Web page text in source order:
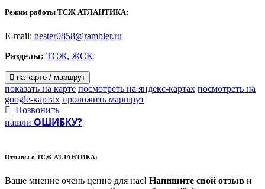
Режим работы ТСЖ АТЛАНТИКА:
E-mail: nester0858@rambler.ru
Разделы: ТСЖ, ЖСК
на карте / маршрут
показать на карте посмотреть на яндекс-картах посмотреть на
google-картах проложить маршрут
Позвонить
нашли ОШИБКУ?
Отзывы о ТСЖ АТЛАНТИКА:
Ваше мнение очень ценно для нас! Напишите свой отзыв и